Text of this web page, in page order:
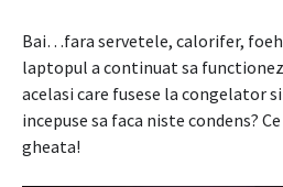
Bai…fara servetele, calorifer,
laptopul a continuat sa
acelasi care fusese la congelator
incepuse sa faca niste condens?
gheata!